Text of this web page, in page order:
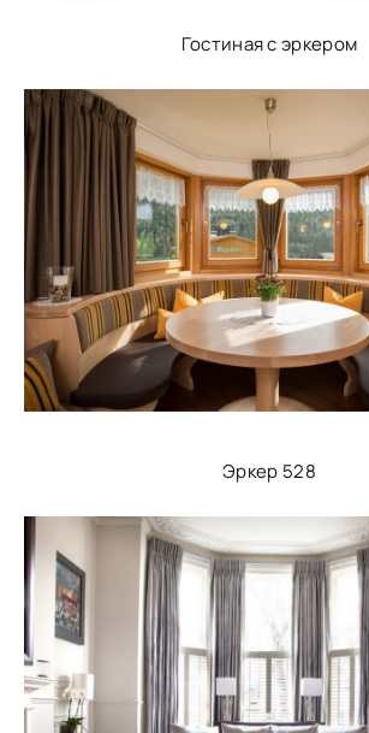
Гостиная с эркером
Эркер 528